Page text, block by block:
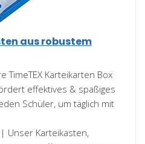
aus robustem
TimeTEX Karteikarten Box
effektives & spaßiges
Schüler, um täglich mit
| Unser Karteikasten,